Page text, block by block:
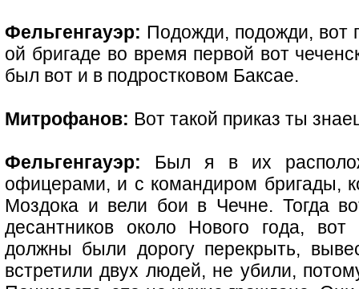
Фельгенгауэр: Подожди, подожди,
ой бригаде во время первой вот
был вот и в подростковом Баксае.
Митрофанов: Вот такой приказ ты
Фельгенгауэр: Был я в их
офицерами, и с командиром бригады,
Моздока и вели бои в Чечне. Тогда
десантников около Нового года,
должны были дорогу перекрыть,
встретили двух людей, не убили,